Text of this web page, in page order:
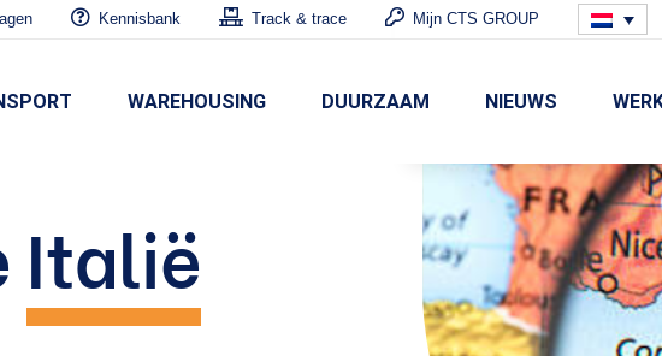
Kennisbank Track & trace Mijn CTS GROUP
WAREHOUSING DUURZAAM NIEUWS
Italië